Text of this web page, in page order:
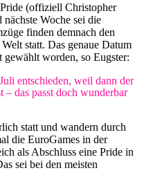
(offiziell Christopher
Woche sei die
finden demnach den
statt. Das genaue Datum
worden, so Eugster:
entschieden, weil dann der
– das passt doch wunderbar
statt und wandern durch
die EuroGames in der
als Abschluss eine Pride in
sei bei den meisten